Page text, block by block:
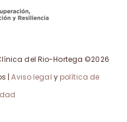
del Rio-Hortega ©2026
|Aviso legal y política de